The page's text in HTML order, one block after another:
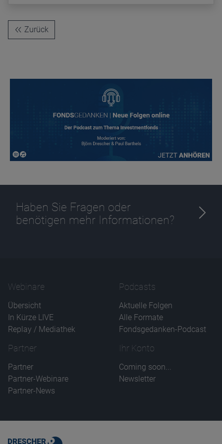
Zurück
Haben Sie Fragen oder
benötigen mehr Informationen?
Webinare
Übersicht
In Kürze LIVE
Replay / Mediathek
Podcasts
Aktuelle Folgen
Alle Formate
Fondsgedanken-Podcast
Partner
Partner
Partner-Webinare
Partner-News
Ihr Konto
Coming soon...
Newsletter